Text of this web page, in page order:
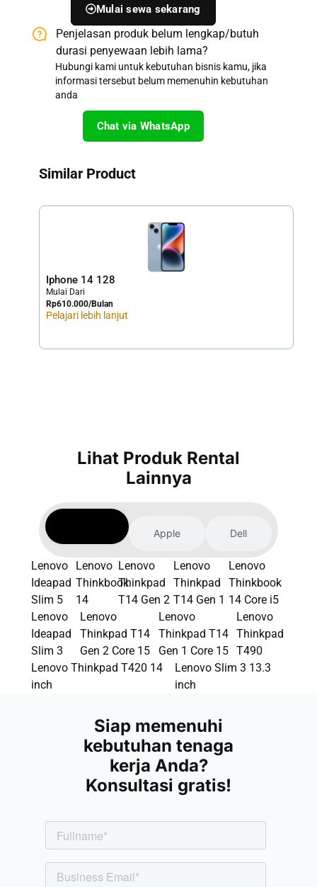
Mulai sewa sekarang
Penjelasan produk belum lengkap/butuh
durasi penyewaan lebih lama?​
Hubungi kami untuk kebutuhan bisnis kamu, jika
informasi tersebut belum memenuhin kebutuhan
anda​
Chat via WhatsApp
Similar Product
Iphone 14 128
Mulai Dari
Rp610.000/Bulan
Pelajari lebih lanjut
Lihat Produk Rental
Lainnya
Apple Dell
Lenovo
Ideapad
Slim 5
Lenovo
Thinkbook
14
Lenovo
Thinkpad
T14 Gen 2
Lenovo
Thinkpad
T14 Gen 1
Lenovo
Thinkbook
14 Core i5
Lenovo
Ideapad
Slim 3
Lenovo
Thinkpad T14
Gen 2 Core 15
Lenovo
Thinkpad T14
Gen 1 Core 15
Lenovo
Thinkpad
T490
Lenovo Thinkpad T420 14
inch
Lenovo Slim 3 13.3
inch
Siap memenuhi
kebutuhan tenaga
kerja Anda?
Konsultasi gratis!